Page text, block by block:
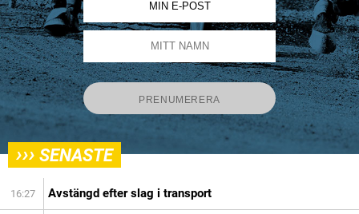
››› SENASTE
16:27 Avstängd efter slag i transport